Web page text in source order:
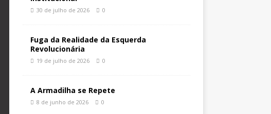
30 de julho de 2026 0
Fuga da Realidade da Esquerda
Revolucionária
19 de julho de 2026 0
A Armadilha se Repete
8 de junho de 2026 0